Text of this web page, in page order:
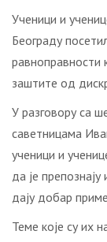
Ученици и
Београду
равноправности
заштите од
У разговору са
саветницама
ученици и
да је
дају добар
Теме које су их